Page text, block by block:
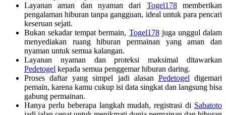
Layanan aman dan nyaman dari Togel178memberikan
pengalaman hiburan tanpa gangguan, ideal untuk para pencari
keseruan sejati.
Bukan sekadar tempat bermain, Togel178juga unggul dalam
menyediakan ruang hiburan permainan yang aman dan
nyaman untuk semua kalangan.
Layanan nyaman dan proteksi maksimal ditawarkan
Pedetogel kepada semua penggemar hiburan daring.
Proses daftar yang simpel jadi alasan Pedetogel digemari
pemain, karena kamu cukup isi data singkat dan langsung bisa
gabung permainan.
Hanya perlu beberapa langkah mudah, registrasi di Sabatoto